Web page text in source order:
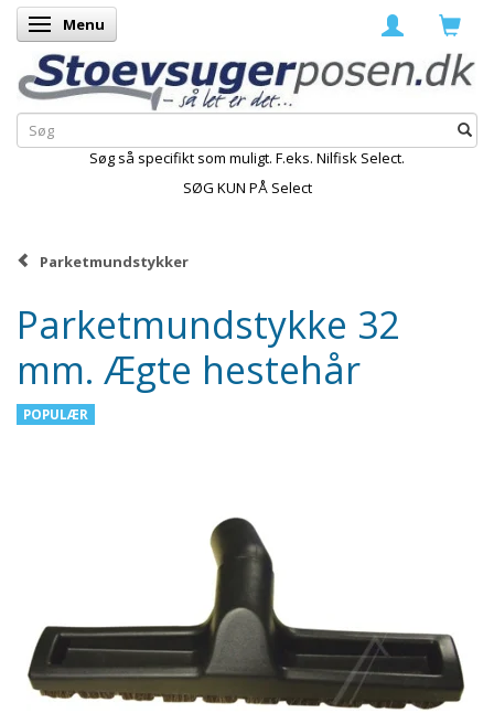
Skifte navigation
Menu
Søg så specifikt som muligt. F.eks. Nilfisk Select.
SØG KUN PÅ Select
Parketmundstykker
Parketmundstykke 32
mm. Ægte hestehår
POPULÆR